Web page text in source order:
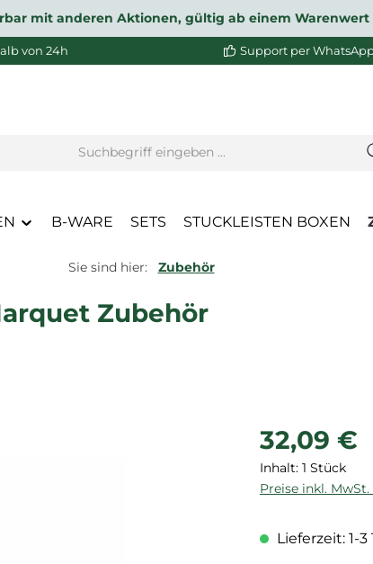
mit anderen Aktionen, gültig ab einem
von 24h Support per
B-WARE SETS STUCKLEISTEN BOXEN
Sie sind hier: Zubehör
Zubehör
Regulärer Preis:
32,09 €
Inhalt: 1 Stück
Preise inkl.
Lieferzeit: 1-3